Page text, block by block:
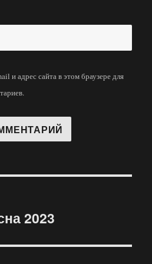
и адрес сайта в этом браузере для
2023